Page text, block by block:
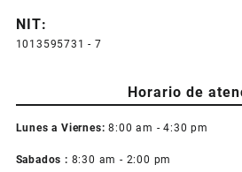
NIT:
1013595731 - 7
Horario de
Lunes a Viernes: 8:00 am - 4:30 pm
Sabados : 8:30 am - 2:00 pm